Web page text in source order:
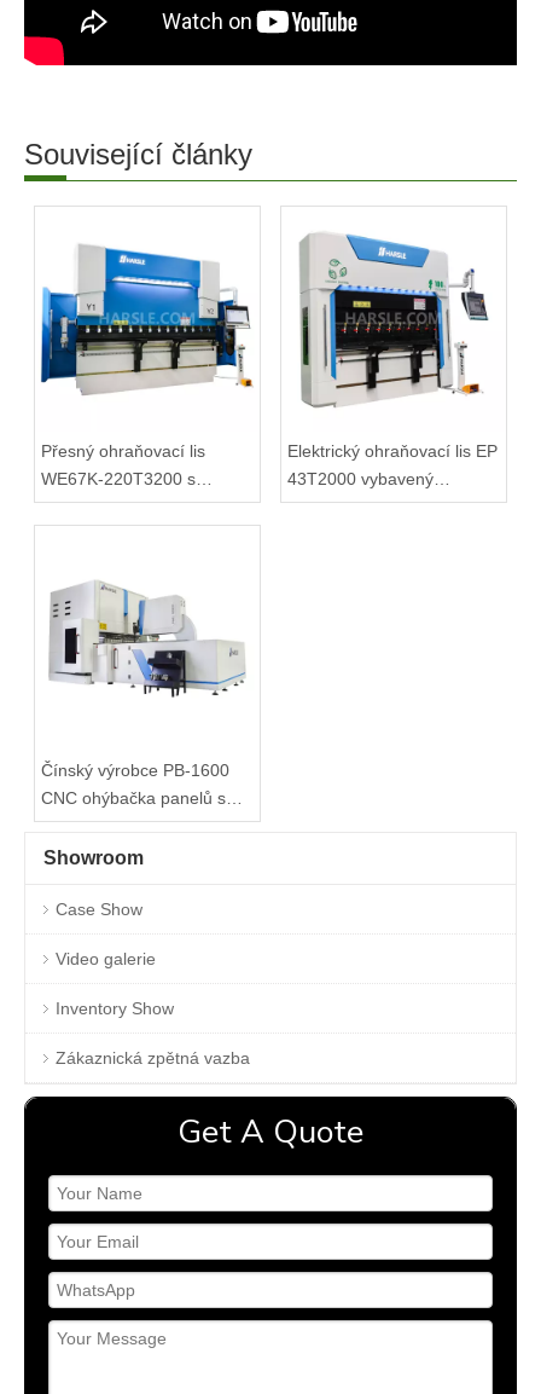
Související články
Přesný ohraňovací lis
WE67K-220T3200 s
ovládáním DELEM DA69S
Elektrický ohraňovací lis EP
43T2000 vybavený
systémem DA66T
Čínský výrobce PB-1600
CNC ohýbačka panelů s
pomocným nástrojem
Showroom
Case Show
Video galerie
Inventory Show
Zákaznická zpětná vazba
Get A Quote